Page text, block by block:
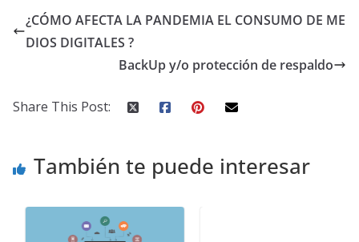
¿CÓMO AFECTA LA PANDEMIA EL CONSUMO DE ME
DIOS DIGITALES ?
BackUp y/o protección de respaldo
Share This Post:
También te puede interesar